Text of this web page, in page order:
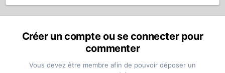
Créer un compte ou se connecter pour
commenter
Vous devez être membre afin de pouvoir déposer un